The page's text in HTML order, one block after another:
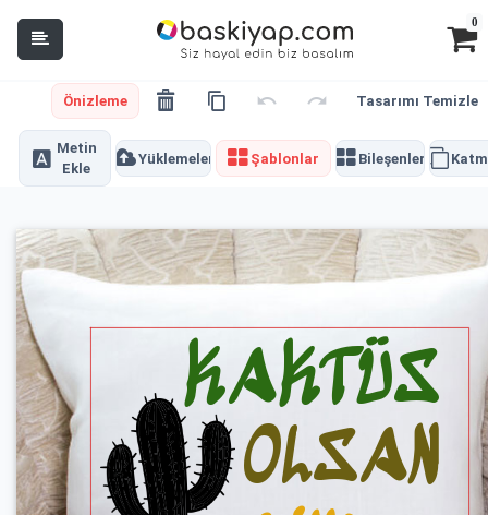
0
Önizleme Tasarımı Temizle
Metin
Ekle
Yüklemeler Şablonlar Bileşenler